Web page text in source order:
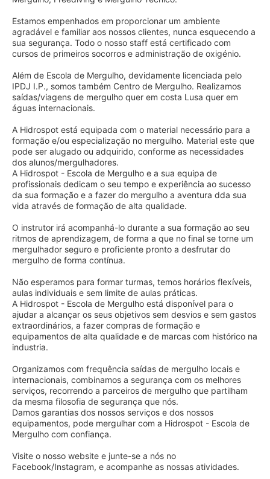
Estamos empenhados em proporcionar um ambiente
agradável e familiar aos nossos clientes, nunca esquecendo a
sua segurança. Todo o nosso staff está certificado com
cursos de primeiros socorros e administração de oxigénio.
Além de Escola de Mergulho, devidamente licenciada pelo
IPDJ I.P., somos também Centro de Mergulho. Realizamos
saídas/viagens de mergulho quer em costa Lusa quer em
águas internacionais.
A Hidrospot está equipada com o material necessário para a
formação e/ou especialização no mergulho. Material este que
pode ser alugado ou adquirido, conforme as necessidades
dos alunos/mergulhadores.
A Hidrospot - Escola de Mergulho e a sua equipa de
profissionais dedicam o seu tempo e experiência ao sucesso
da sua formação e a fazer do mergulho a aventura dda sua
vida através de formação de alta qualidade.
O instrutor irá acompanhá-lo durante a sua formação ao seu
ritmos de aprendizagem, de forma a que no final se torne um
mergulhador seguro e proficiente pronto a desfrutar do
mergulho de forma contínua.
Não esperamos para formar turmas, temos horários flexíveis,
aulas individuais e sem limite de aulas práticas.
A Hidrospot - Escola de Mergulho está disponível para o
ajudar a alcançar os seus objetivos sem desvios e sem gastos
extraordinários, a fazer compras de formação e
equipamentos de alta qualidade e de marcas com histórico na
industria.
Organizamos com frequência saídas de mergulho locais e
internacionais, combinamos a segurança com os melhores
serviços, recorrendo a parceiros de mergulho que partilham
da mesma filosofia de segurança que nós.
Damos garantias dos nossos serviços e dos nossos
equipamentos, pode mergulhar com a Hidrospot - Escola de
Mergulho com confiança.
Visite o nosso website e junte-se a nós no
Facebook/Instagram, e acompanhe as nossas atividades.